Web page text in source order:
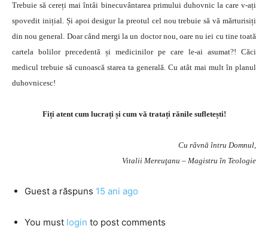
Trebuie să cereți mai întâi binecuvântarea primului duhovnic la care v-ați
spovedit inițial. Și apoi desigur la preotul cel nou trebuie să vă mărturisiți
din nou general. Doar când mergi la un doctor nou, oare nu iei cu tine toată
cartela bolilor precedentă și medicinilor pe care le-ai asumat?! Căci
medicul trebuie să cunoască starea ta generală. Cu atât mai mult în planul
duhovnicesc!
Fiți atent cum lucrați și cum vă tratați rănile sufletești!
Cu râvnă întru Domnul,
Vitalii Mereuţanu – Magistru în Teologie
Guest a răspuns 15 ani ago
You must login to post comments